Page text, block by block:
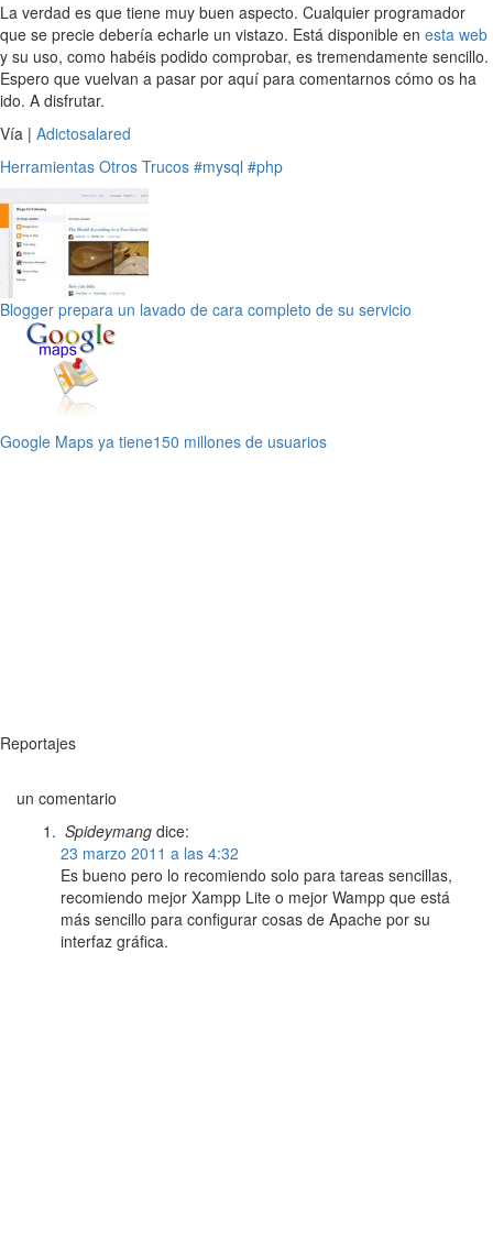
La verdad es que tiene muy buen aspecto. Cualquier programador
que se precie debería echarle un vistazo. Está disponible en esta web
y su uso, como habéis podido comprobar, es tremendamente sencillo.
Espero que vuelvan a pasar por aquí para comentarnos cómo os ha
ido. A disfrutar.
Vía | Adictosalared
Herramientas Otros Trucos #mysql #php
Blogger prepara un lavado de cara completo de su servicio
Google Maps ya tiene150 millones de usuarios
Reportajes
un comentario
Spideymang dice:
23 marzo 2011 a las 4:32
Es bueno pero lo recomiendo solo para tareas sencillas,
recomiendo mejor Xampp Lite o mejor Wampp que está
más sencillo para configurar cosas de Apache por su
interfaz gráfica.